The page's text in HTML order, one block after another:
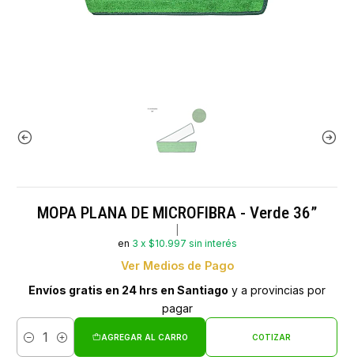
MOPA PLANA DE MICROFIBRA - Verde 36”
en 3 x $10.997 sin interés
Ver Medios de Pago
Envíos gratis en 24 hrs en Santiago y a provincias por
pagar
Cantidad
AGREGAR AL CARRO COTIZAR